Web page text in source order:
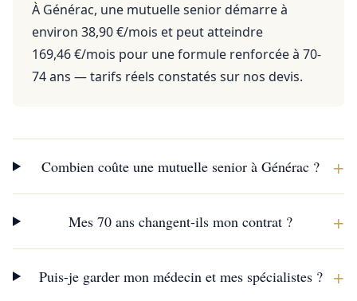
À Générac, une mutuelle senior démarre à
environ 38,90 €/mois et peut atteindre
169,46 €/mois pour une formule renforcée à 70-
74 ans — tarifs réels constatés sur nos devis.
Combien coûte une mutuelle senior à Générac ? +
Mes 70 ans changent-ils mon contrat ? +
Puis-je garder mon médecin et mes spécialistes ? +